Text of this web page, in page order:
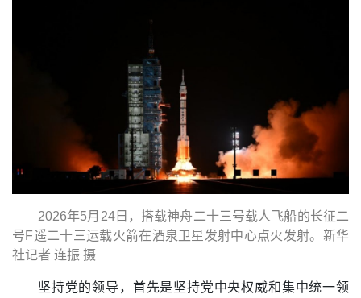
2026年5月24日，搭载神舟二十三号载人飞船的长征二
号F遥二十三运载火箭在酒泉卫星发射中心点火发射。新华
社记者 连振 摄
坚持党的领导，首先是坚持党中央权威和集中统一领